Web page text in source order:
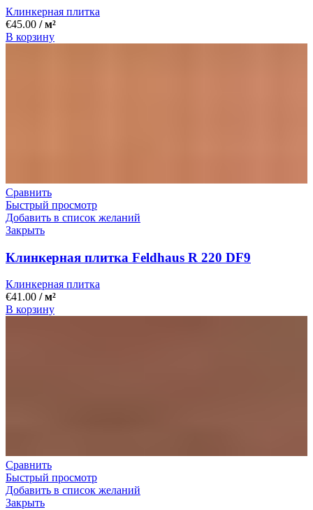
Клинкерная плитка
€45.00 / м²
В корзину
Сравнить
Быстрый просмотр
Добавить в список желаний
Закрыть
Клинкерная плитка Feldhaus R 220 DF9
Клинкерная плитка
€41.00 / м²
В корзину
Сравнить
Быстрый просмотр
Добавить в список желаний
Закрыть